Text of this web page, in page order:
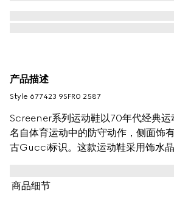
产品描述
Style ‎677423 9SFR0 2587
Screener系列运动鞋以70年代经典运
名自体育运动中的防守动作，侧面饰
古Gucci标识。这款运动鞋采用饰水
商品细节